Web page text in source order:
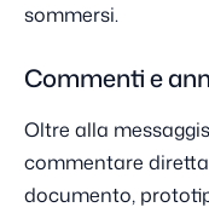
sommersi.
Commenti e
Oltre alla
commentare
documento,